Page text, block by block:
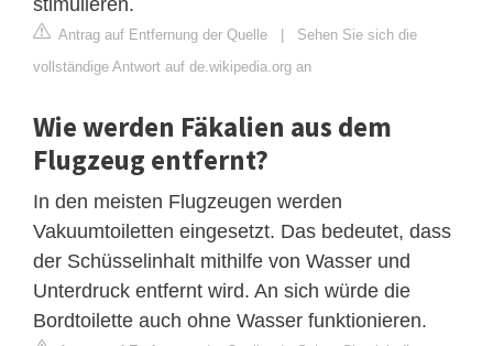
Antrag auf Entfernung der Quelle | Sehen Sie sich die
vollständige Antwort auf de.wikipedia.org an
Wie werden Fäkalien aus dem
Flugzeug entfernt?
In den meisten Flugzeugen werden
Vakuumtoiletten eingesetzt. Das bedeutet, dass
der Schüsselinhalt mithilfe von Wasser und
Unterdruck entfernt wird. An sich würde die
Bordtoilette auch ohne Wasser funktionieren.